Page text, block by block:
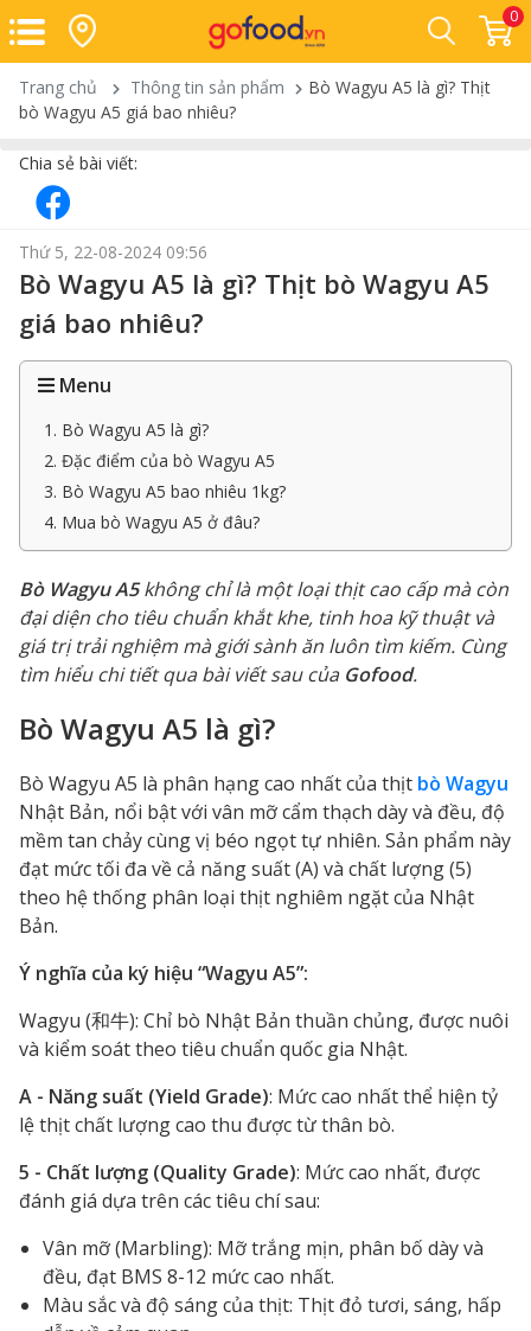
0
Trang chủ Thông tin sản phẩm
Bò Wagyu A5 là gì? Thịt
bò Wagyu A5 giá bao nhiêu?
Chia sẻ bài viết:
Thứ 5, 22-08-2024 09:56
Bò Wagyu A5 là gì? Thịt bò Wagyu A5
giá bao nhiêu?
Menu
1. Bò Wagyu A5 là gì?
2. Đặc điểm của bò Wagyu A5
3. Bò Wagyu A5 bao nhiêu 1kg?
4. Mua bò Wagyu A5 ở đâu?
Bò Wagyu A5không chỉ là một loại thịt cao cấp mà còn
đại diện cho tiêu chuẩn khắt khe, tinh hoa kỹ thuật và
giá trị trải nghiệm mà giới sành ăn luôn tìm kiếm. Cùng
tìm hiểu chi tiết qua bài viết sau của Gofood.
Bò Wagyu A5 là gì?
Bò Wagyu A5 là phân hạng cao nhất của thịt bò Wagyu
Nhật Bản, nổi bật với vân mỡ cẩm thạch dày và đều, độ
mềm tan chảy cùng vị béo ngọt tự nhiên. Sản phẩm này
đạt mức tối đa về cả năng suất (A) và chất lượng (5)
theo hệ thống phân loại thịt nghiêm ngặt của Nhật
Bản.
Ý nghĩa của ký hiệu “Wagyu A5”:
Wagyu (和牛): Chỉ bò Nhật Bản thuần chủng, được nuôi
và kiểm soát theo tiêu chuẩn quốc gia Nhật.
A - Năng suất (Yield Grade): Mức cao nhất thể hiện tỷ
lệ thịt chất lượng cao thu được từ thân bò.
5 - Chất lượng (Quality Grade): Mức cao nhất, được
đánh giá dựa trên các tiêu chí sau:
Vân mỡ (Marbling): Mỡ trắng mịn, phân bố dày và
đều, đạt BMS 8-12 mức cao nhất.
Màu sắc và độ sáng của thịt: Thịt đỏ tươi, sáng, hấp